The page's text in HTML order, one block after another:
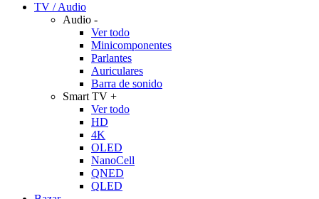
TV / Audio
Audio -
Ver todo
Minicomponentes
Parlantes
Auriculares
Barra de sonido
Smart TV +
Ver todo
HD
4K
OLED
NanoCell
QNED
QLED